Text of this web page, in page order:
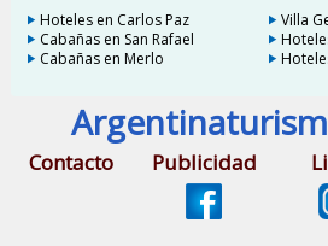
Hoteles en Carlos Paz
Villa
Cabañas en San Rafael
Cabañas en Merlo
Contacto Publicidad